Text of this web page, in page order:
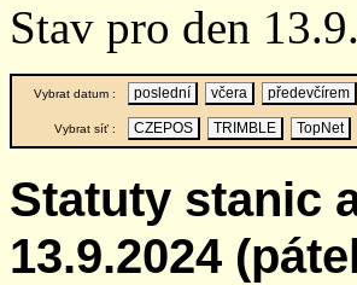
Stav pro den
Vybrat datum : poslední včera předevčírem
Vybrat síť : CZEPOS TRIMBLE TopNet
Statuty stanic
13.9.2024